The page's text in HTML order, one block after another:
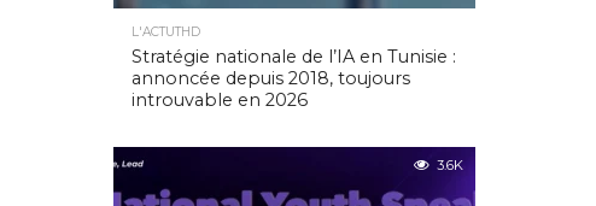
L'ACTUTHD
Stratégie nationale de l’IA en Tunisie :
annoncée depuis 2018, toujours
introuvable en 2026
3.6K